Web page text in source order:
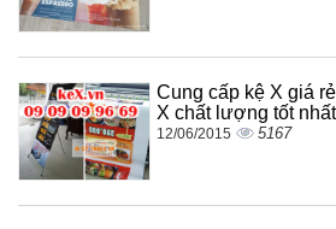
Cung cấp kệ X giá
X chất lượng tốt
12/06/2015 5167